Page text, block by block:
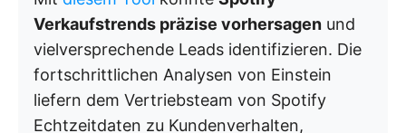
Verkaufstrends präzise vorhersagen und
vielversprechende Leads identifizieren. Die
fortschrittlichen Analysen von Einstein
liefern dem Vertriebsteam von Spotify
Echtzeitdaten zu Kundenverhalten,